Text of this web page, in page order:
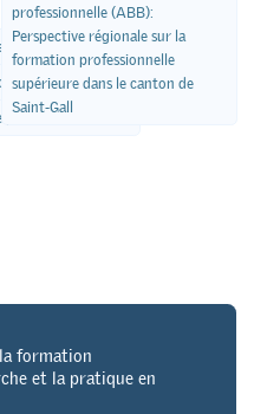
sur la défensive
les entreprises
professionnelle (ABB):
Perspective régionale sur la
formation professionnelle
supérieure dans le canton de
Saint-Gall
formation
et la pratique en